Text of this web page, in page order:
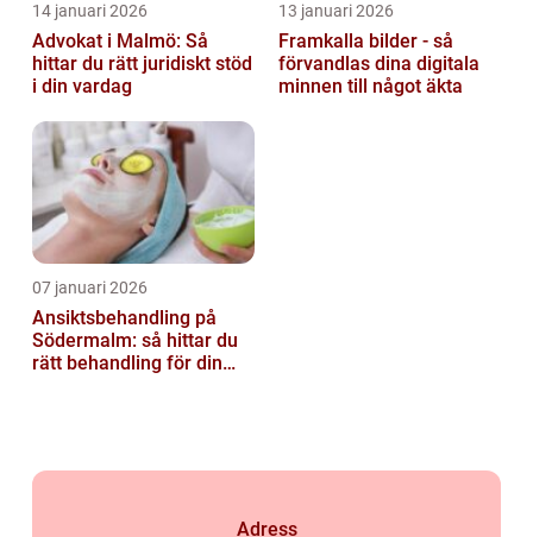
14 januari 2026
Advokat i Malmö: Så
hittar du rätt juridiskt stöd
i din vardag
13 januari 2026
Framkalla bilder - så
förvandlas dina digitala
minnen till något äkta
07 januari 2026
Ansiktsbehandling på
Södermalm: så hittar du
rätt behandling för din
Adress